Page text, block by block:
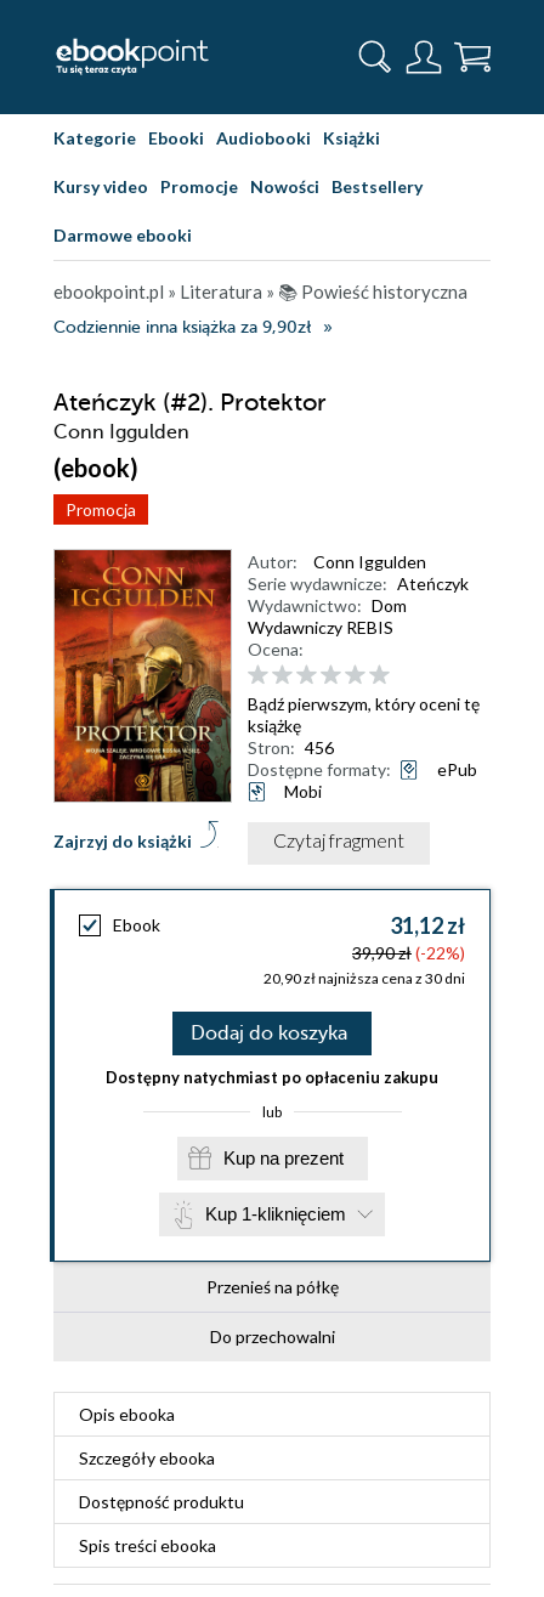
Kategorie Ebooki Audiobooki Książki
Kursy video Promocje Nowości Bestsellery
Darmowe ebooki
ebookpoint.pl » Literatura » 📚 Powieść historyczna
Codziennie inna książka za 9,90zł
Ateńczyk (#2). Protektor
Conn Iggulden
(ebook)
Promocja
Zajrzyj do książki
Autor:
Conn Iggulden
Serie wydawnicze: Ateńczyk
Wydawnictwo: Dom
Wydawniczy REBIS
Ocena:
Bądź pierwszym, który oceni tę
książkę
Stron: 456
Dostępne formaty:
ePub
Mobi
Czytaj fragment
Ebook 31,12 zł
39,90 zł(-22%)
20,90 zł najniższa cena z 30 dni
Dodaj do koszyka
Dostępny natychmiast po opłaceniu zakupu
lub
Kup na prezent
Kup 1-kliknięciem
Przenieś na półkę
Do przechowalni
Opis ebooka
Szczegółyebooka
Dostępność produktu
Spis treściebooka